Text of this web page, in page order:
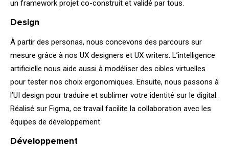
un framework projet co-construit et validé par tous.
Design
02.
À partir des personas, nous concevons des parcours sur
mesure grâce à nos UX designers et UX writers. L’intelligence
artificielle nous aide aussi à modéliser des cibles virtuelles
pour tester nos choix ergonomiques. Ensuite, nous passons à
l’UI design pour traduire et sublimer votre identité sur le digital.
Réalisé sur Figma, ce travail facilite la collaboration avec les
équipes de développement.
Développement03.